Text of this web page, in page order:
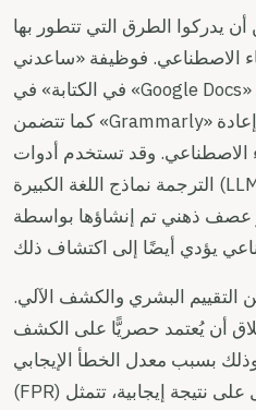
يدركوا الطرق التي تتطور بها
الاصطناعي. فوظيفة «ساعدني
في الكتابة» في «Google Docs» تستمد نتائجها من «Gemini».
كما تتضمن «Grammarly» حاليًا ميزات إنشاء النصوص وإعادة
الاصطناعي. وقد تستخدم أدوات
الترجمة نماذج اللغة الكبيرة (LLMs) لتؤدي وظائفها. كما أن
عصف ذهني تم إنشاؤها بواسطة
التقييم البشري والكشف الآلي.
أن يُعتمد حصريًّا على الكشف
بسبب معدل الخطأ الإيجابي
(FPR) البالغ 0.01٪. وبعد الحصول على نتيجة إيجابية، تتمثل